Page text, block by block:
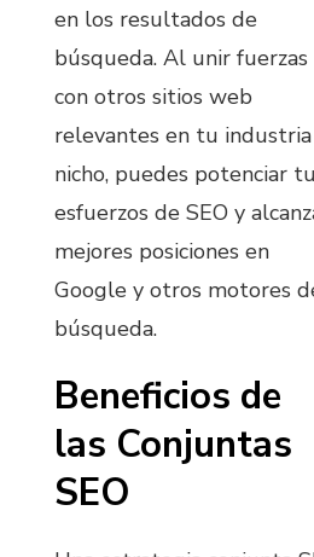
en los resultados de
búsqueda. Al unir fuerzas
con otros sitios web
relevantes en tu
nicho, puedes potenciar
esfuerzos de SEO y
mejores posiciones en
Google y otros motores
búsqueda.
Beneficios de
las Conjuntas
SEO